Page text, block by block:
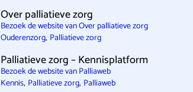
Over palliatieve zorg
Bezoek de website van Over palliatieve zorg
Ouderenzorg, Palliatieve zorg
Palliatieve zorg – Kennisplatform
Bezoek de website van Palliaweb
Kennis, Palliatieve zorg, Palliaweb